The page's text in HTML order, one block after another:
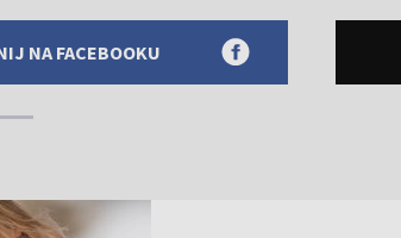
NA FACEBOOKU